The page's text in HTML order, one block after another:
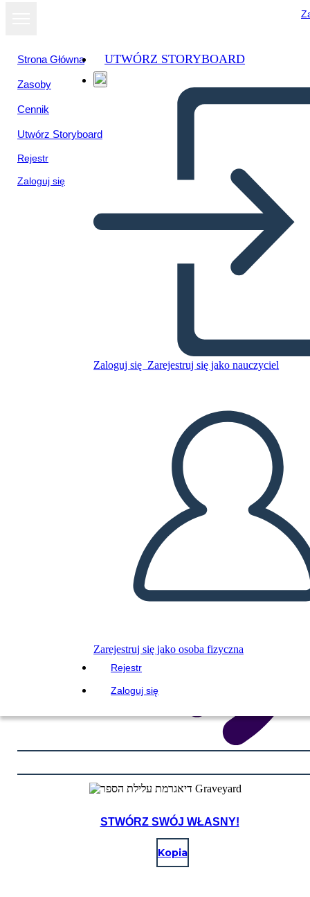
Strona Główna
Zasoby
Cennik
Utwórz Storyboard
Rejestr
Zaloguj się
UTWÓRZ STORYBOARD
Zaloguj się Zarejestruj się jako nauczyciel
Zarejestruj się jako osoba fizyczna
Rejestr
Zaloguj się
ODTWARZANIE POKAZU SLAJDÓW
PRZECZYTAJ MI
STWÓRZ SWÓJ WŁASNY!
Kopia